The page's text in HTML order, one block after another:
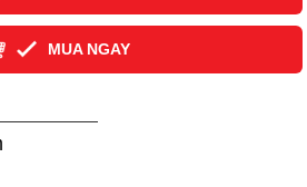
MUA NGAY